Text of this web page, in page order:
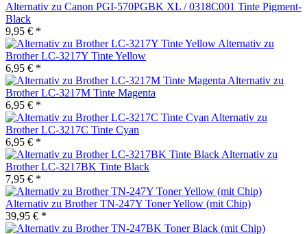
Alternativ zu Canon PGI-570PGBK XL / 0318C001 Tinte Pigment-
Black
9,95 € *
Alternativ zu
Brother LC-3217Y Tinte Yellow
6,95 € *
Alternativ zu
Brother LC-3217M Tinte Magenta
6,95 € *
Alternativ zu
Brother LC-3217C Tinte Cyan
6,95 € *
Alternativ zu
Brother LC-3217BK Tinte Black
7,95 € *
Alternativ zu Brother TN-247Y Toner Yellow (mit Chip)
39,95 € *